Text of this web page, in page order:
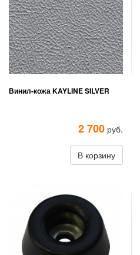
Винил-кожа KAYLINE SILVER
2 700 руб.
В корзину